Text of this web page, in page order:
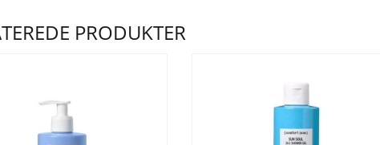
PRODUKTER